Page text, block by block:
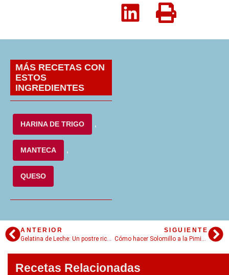
MÁS RECETAS CON
ESTOS
INGREDIENTES
HARINA DE TRIGO ,
MANTECA ,
QUESO
ANTERIOR
SIGUIENTE
Recetas Relacionadas